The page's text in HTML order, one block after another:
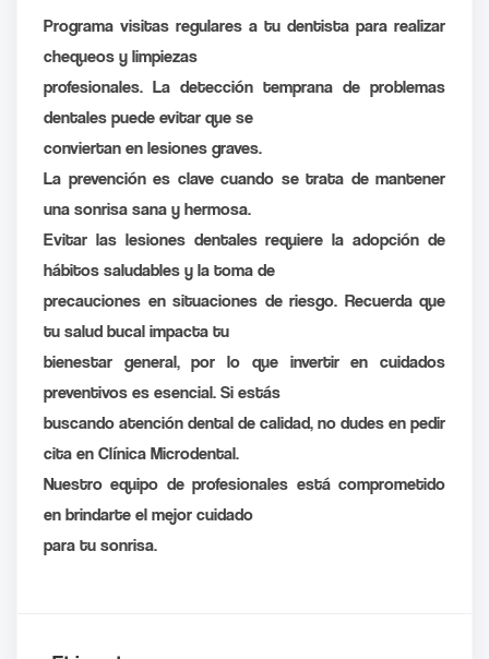
Programa visitas regulares a tu dentista para realizar
chequeos y limpiezas
profesionales. La detección temprana de problemas
dentales puede evitar que se
conviertan en lesiones graves.
La prevención es clave cuando se trata de mantener
una sonrisa sana y hermosa.
Evitar las lesiones dentales requiere la adopción de
hábitos saludables y la toma de
precauciones en situaciones de riesgo. Recuerda que
tu salud bucal impacta tu
bienestar general, por lo que invertir en cuidados
preventivos es esencial. Si estás
buscando atención dental de calidad, no dudes en pedir
cita en Clínica Microdental.
Nuestro equipo de profesionales está comprometido
en brindarte el mejor cuidado
para tu sonrisa.